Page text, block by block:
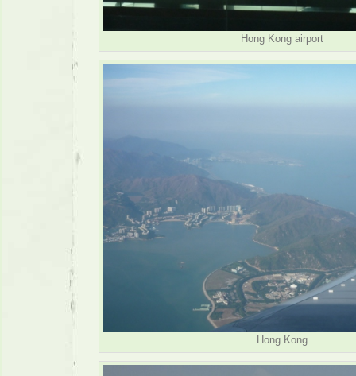
Hong Kong airport
Hong Kong